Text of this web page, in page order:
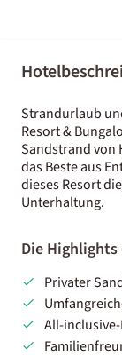
Strandurlaub
Resort &
Sandstrand von
das Beste aus
dieses Resort
Unterhaltung.
Die Highlights
Privater
All-